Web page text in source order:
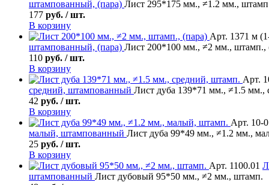
штампованный, (пара) Лист 295*175 мм., ≠1.2 мм.,
177 руб. / шт.
В корзину
Арт. 1371 м
штампованный, (пара) Лист 200*100 мм., ≠2 мм., штамп.,
110 руб. / шт.
В корзину
Арт.
средний, штампованный Лист дуба 139*71 мм., ≠1.5 мм.,
42 руб. / шт.
В корзину
Арт. 10-
малый, штампованный Лист дуба 99*49 мм., ≠1.2 мм.,
25 руб. / шт.
В корзину
Арт. 1100.01
штампованный Лист дубовый 95*50 мм., ≠2 мм., штамп.